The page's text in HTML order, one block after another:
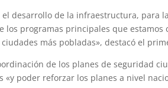
el desarrollo de la infraestructura,
los programas principales que
más pobladas», destacó el
de los planes de seguridad
«y poder reforzar los planes a nivel